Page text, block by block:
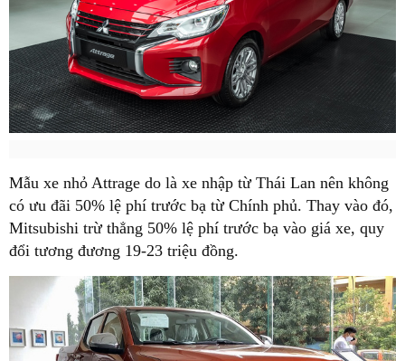
Mẫu xe nhỏ Attrage do là xe nhập từ Thái Lan nên không
có ưu đãi 50% lệ phí trước bạ từ Chính phủ. Thay vào đó,
Mitsubishi trừ thẳng 50% lệ phí trước bạ vào giá xe, quy
đổi tương đương 19-23 triệu đồng.